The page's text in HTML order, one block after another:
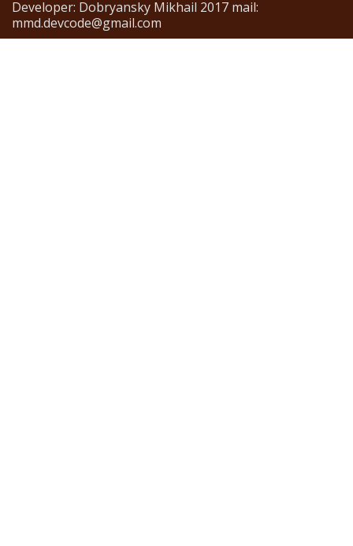
Developer: Dobryansky Mikhail 2017 mail:
mmd.devcode@gmail.com